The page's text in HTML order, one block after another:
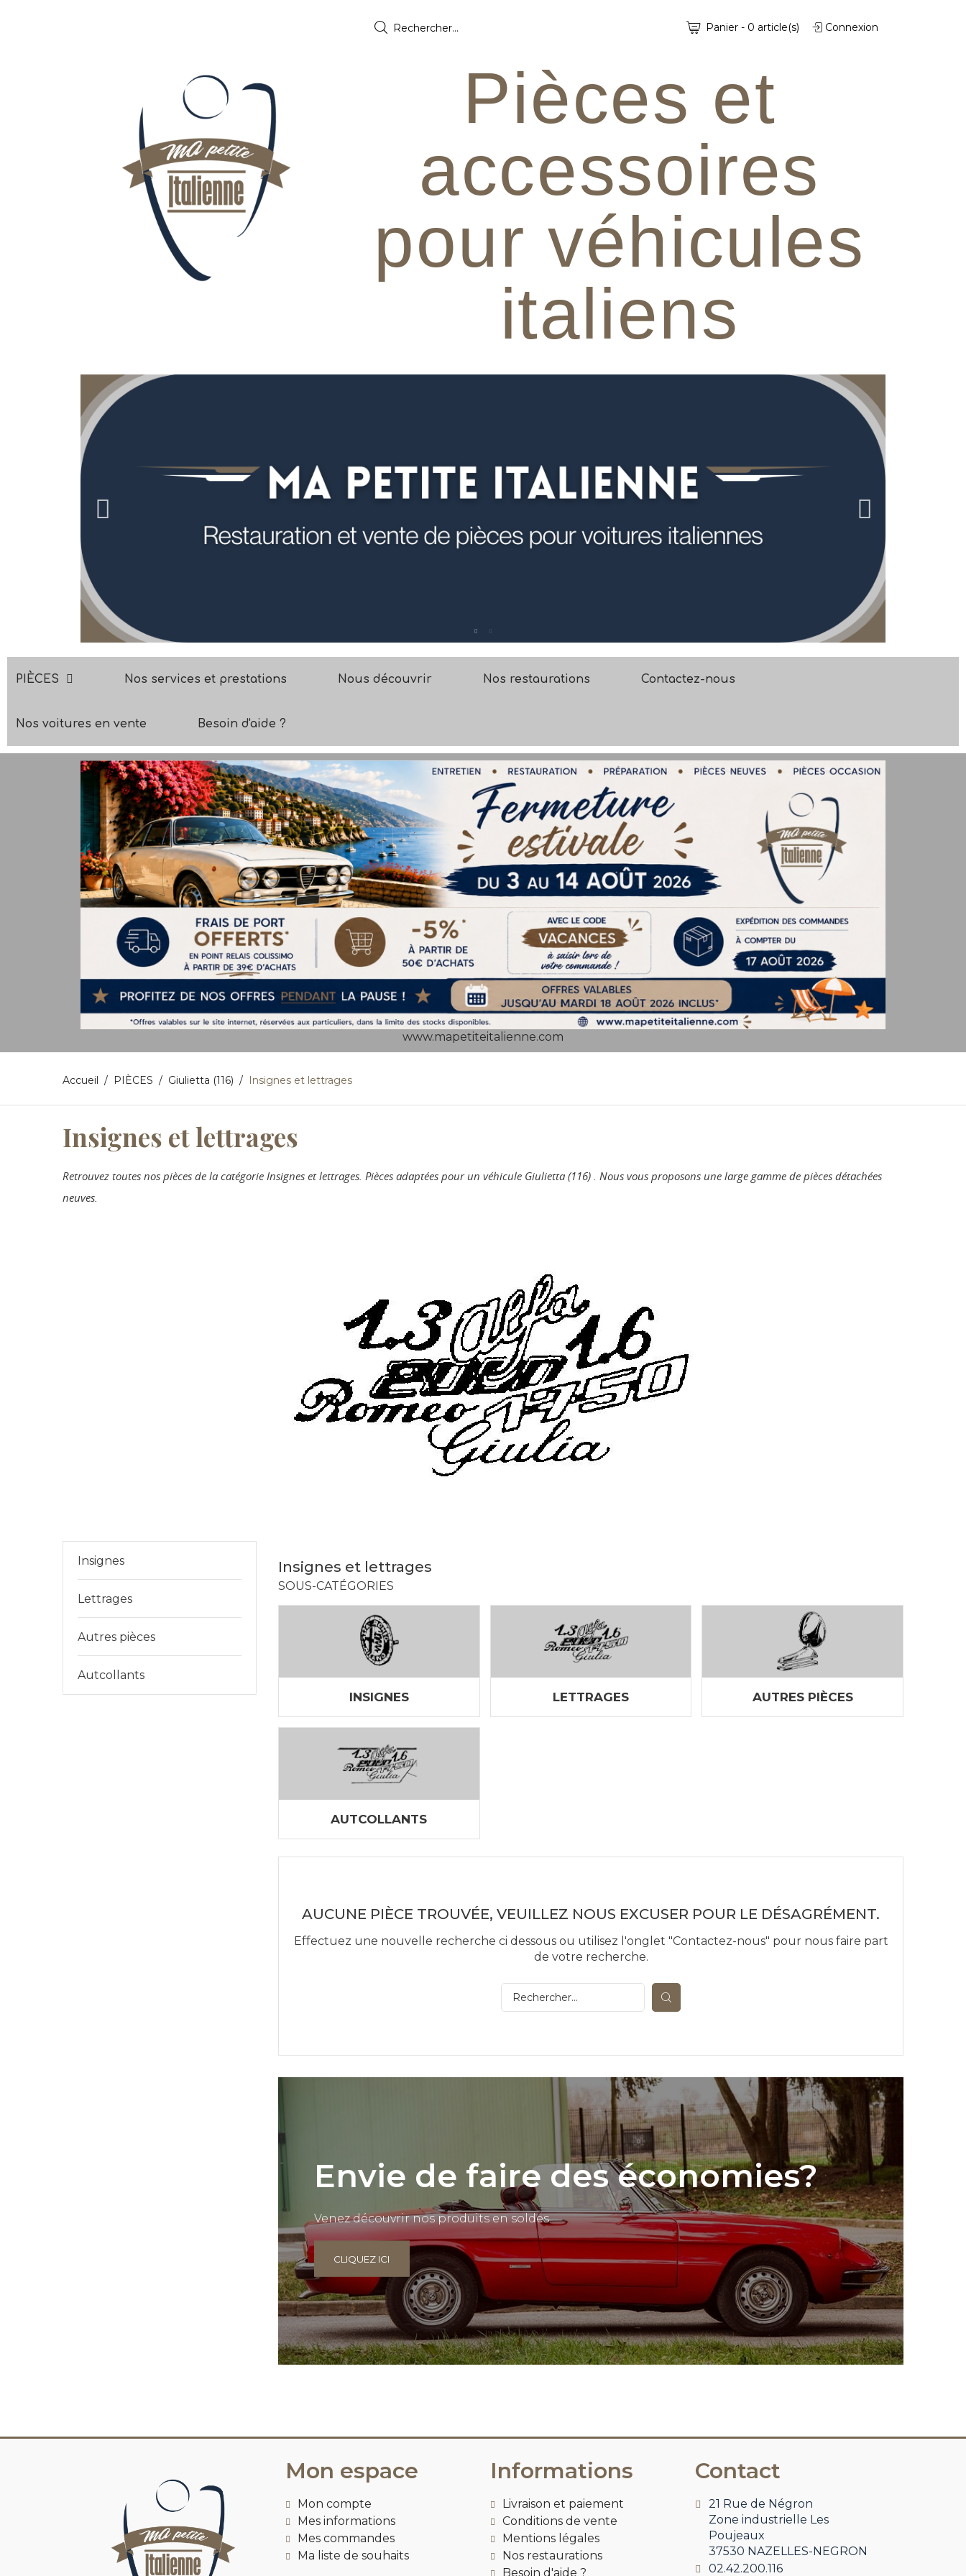
Panier - 0 article(s) Connexion
Pièces et
accessoires
pour véhicules
italiens
PIÈCES Nos services et prestations Nous découvrir Nos restaurations Contactez-nous
Nos voitures en vente Besoin d'aide ?
www.mapetiteitalienne.com
Accueil PIÈCES Giulietta (116) Insignes et lettrages
Insignes et lettrages
Retrouvez toutes nos pièces de la catégorie Insignes et lettrages. Pièces adaptées pour un véhicule Giulietta (116) . Nous vous proposons une large gamme de pièces détachées
neuves.
Insignes
Lettrages
Autres pièces
Autcollants
Insignes et lettrages
SOUS-CATÉGORIES
INSIGNES LETTRAGES AUTRES PIÈCES
AUTCOLLANTS
AUCUNE PIÈCE TROUVÉE, VEUILLEZ NOUS EXCUSER POUR LE DÉSAGRÉMENT.
Effectuez une nouvelle recherche ci dessous ou utilisez l'onglet "Contactez-nous" pour nous faire part
de votre recherche.
Envie de faire des économies?
Venez découvrir nos produits en soldes.
CLIQUEZ ICI
Mon espace
Mon compte
Mes informations
Mes commandes
Ma liste de souhaits
Informations
Livraison et paiement
Conditions de vente
Mentions légales
Nos restaurations
Besoin d'aide ?
Contact
21 Rue de Négron
Zone industrielle Les
Poujeaux
37530 NAZELLES-NEGRON
02.42.200.116